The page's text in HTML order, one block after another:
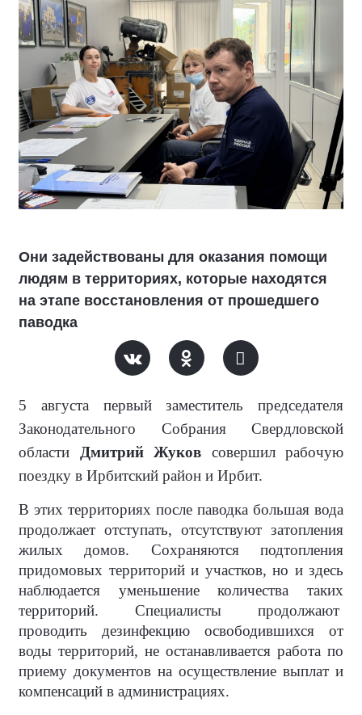
Они задействованы для оказания помощи
людям в территориях, которые находятся
на этапе восстановления от прошедшего
паводка
5 августа первый заместитель председателя
Законодательного Собрания Свердловской
области
Дмитрий Жуков совершил рабочую
поездку в Ирбитский район и Ирбит.
В этих территориях после паводка большая вода
продолжает отступать, отсутствуют затопления
жилых домов. Сохраняются подтопления
придомовых территорий и участков, но и здесь
наблюдается уменьшение количества таких
территорий. Специалисты продолжают
проводить дезинфекцию освободившихся от
воды территорий, не останавливается работа по
приему документов на осуществление выплат и
компенсаций в администрациях.